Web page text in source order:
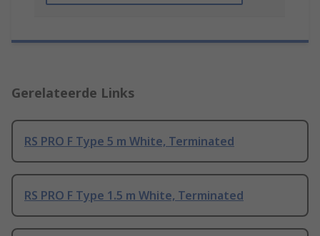
Gerelateerde Links
RS PRO F Type 5 m White, Terminated
RS PRO F Type 1.5 m White, Terminated